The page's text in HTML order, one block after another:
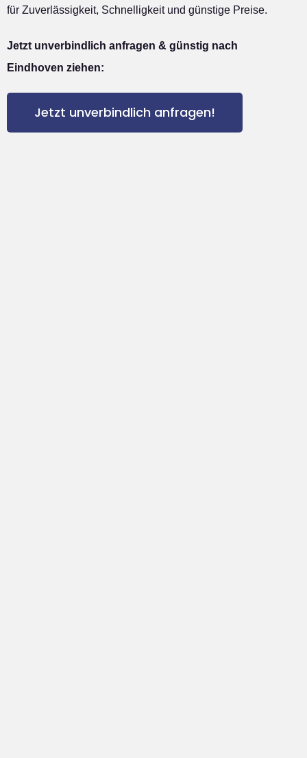
für Zuverlässigkeit, Schnelligkeit und günstige Preise.
Jetzt unverbindlich anfragen & günstig nach
Eindhoven ziehen:
Jetzt unverbindlich anfragen!